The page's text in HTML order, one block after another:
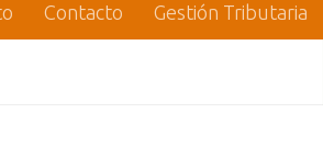
Contacto Gestión Tributaria